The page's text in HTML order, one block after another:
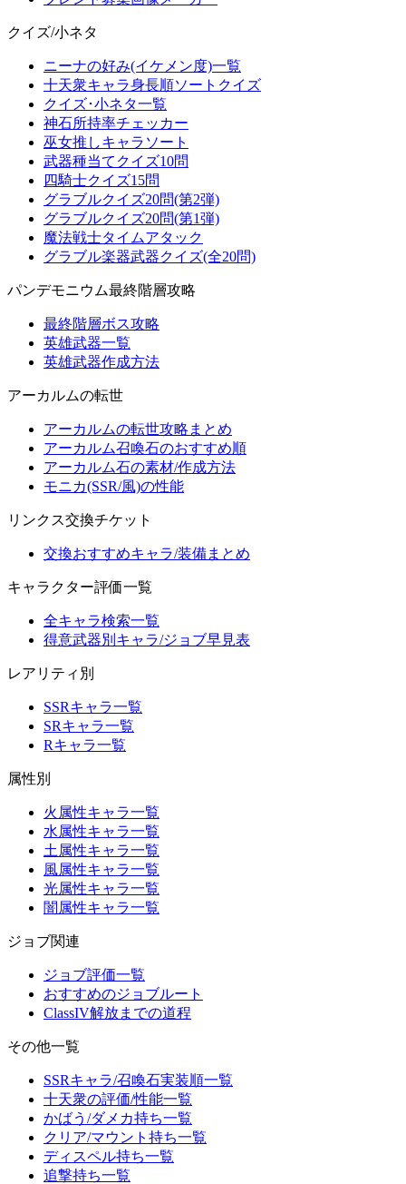
クイズ/小ネタ
ニーナの好み(イケメン度)一覧
十天衆キャラ身長順ソートクイズ
クイズ･小ネタ一覧
神石所持率チェッカー
巫女推しキャラソート
武器種当てクイズ10問
四騎士クイズ15問
グラブルクイズ20問(第2弾)
グラブルクイズ20問(第1弾)
魔法戦士タイムアタック
グラブル楽器武器クイズ(全20問)
パンデモニウム最終階層攻略
最終階層ボス攻略
英雄武器一覧
英雄武器作成方法
アーカルムの転世
アーカルムの転世攻略まとめ
アーカルム召喚石のおすすめ順
アーカルム石の素材/作成方法
モニカ(SSR/風)の性能
リンクス交換チケット
交換おすすめキャラ/装備まとめ
キャラクター評価一覧
全キャラ検索一覧
得意武器別キャラ/ジョブ早見表
レアリティ別
SSRキャラ一覧
SRキャラ一覧
Rキャラ一覧
属性別
火属性キャラ一覧
水属性キャラ一覧
土属性キャラ一覧
風属性キャラ一覧
光属性キャラ一覧
闇属性キャラ一覧
ジョブ関連
ジョブ評価一覧
おすすめのジョブルート
ClassIV解放までの道程
その他一覧
SSRキャラ/召喚石実装順一覧
十天衆の評価/性能一覧
かばう/ダメカ持ち一覧
クリア/マウント持ち一覧
ディスペル持ち一覧
追撃持ち一覧